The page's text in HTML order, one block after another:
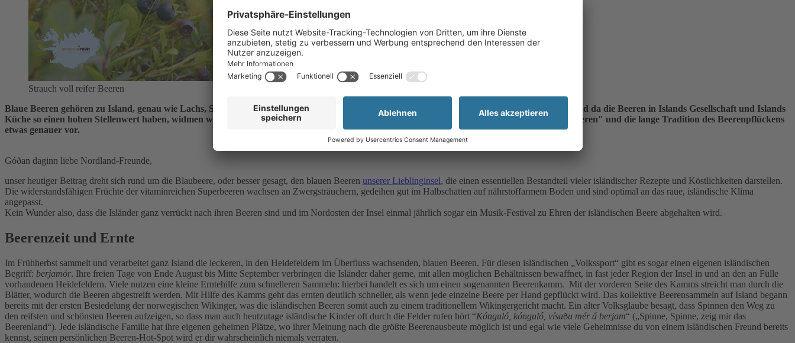
Maria Sonnek
Strauch voll reifer Beeren
Blaue Beeren gehören zu Island, genau wie Lachs, Skyr und Gammelhai. Zu dieser Jahreszeit ist das große Sammeln erneut in vollem Gange, und da die Beeren in Islands Gesellschaft und Islands
Küche so einen hohen Stellenwert haben, widmen wir unseren heutigen Blog diesem gesunden Super-Food und wir stellen euch Islands "Blaubeeren" und die lange Tradition des Beerenpflückens
etwas genauer vor.
Góðan daginn liebe Nordland-Freunde,
unser heutiger Beitrag dreht sich rund um die Blaubeere, oder besser gesagt, den blauen Beeren unserer Lieblinginsel, die einen essentiellen Bestandteil vieler isländischer Rezepte und Köstlichkeiten darstellen.
Die widerstandsfähigen Früchte der vitaminreichen Superbeeren wachsen an Zwergsträuchern, gedeihen gut im Halbschatten auf nährstoffarmem Boden und sind optimal an das raue, isländische Klima
angepasst.
Kein Wunder also, dass die Isländer ganz verrückt nach ihren Beeren sind und im Nordosten der Insel einmal jährlich sogar ein Musik-Festival zu Ehren der isländischen Beere abgehalten wird.
Beerenzeit und Ernte
Im Frühherbst sammelt und verarbeitet ganz Island die leckeren, in den Heidefeldern im Überfluss wachsenden, blauen Beeren. Für diesen isländischen „Volkssport“ gibt es sogar einen eigenen isländischen
Begriff: berjamór. Ihre freien Tage von Ende August bis Mitte September verbringen die Isländer daher gerne, mit allen möglichen Behältnissen bewaffnet, in fast jeder Region der Insel in und an den an Fülle
vorhandenen Heidefeldern. Viele nutzen eine kleine Erntehilfe zum schnelleren Sammeln: hierbei handelt es sich um einen sogenannten Beerenkamm. Mit der vorderen Seite des Kamms streicht man durch die
Blätter, wodurch die Beeren abgestreift werden. Mit Hilfe des Kamms geht das ernten deutlich schneller, als wenn jede einzelne Beere per Hand gepflückt wird. Das kollektive Beerensammeln auf Island begann
bereits mit der ersten Besiedelung der norwegischen Wikinger, was die isländischen Beeren somit auch zu einem traditionellem Wikingergericht macht. Ein alter Volksglaube besagt, dass Spinnen den Weg zu
den reifsten und schönsten Beeren aufzeigen, so dass man auch heutzutage isländische Kinder oft durch die Felder rufen hört “Kónguló, kónguló, vísaðu mér á berjam“ („Spinne, Spinne, zeig mir das
Beerenland“). Jede isländische Familie hat ihre eigenen geheimen Plätze, wo ihrer Meinung nach die größte Beerenausbeute möglich ist und egal wie viele Geheimnisse du von einem isländischen Freund bereits
kennst, seinen persönlichen Beeren-Hot-Spot wird er dir wahrscheinlich niemals verraten.